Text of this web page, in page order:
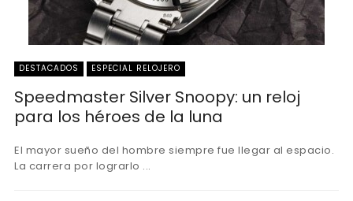
DESTACADOS ESPECIAL RELOJERO
Speedmaster Silver Snoopy: un reloj
para los héroes de la luna
El mayor sueño del hombre siempre fue llegar al espacio.
La carrera por lograrlo ...